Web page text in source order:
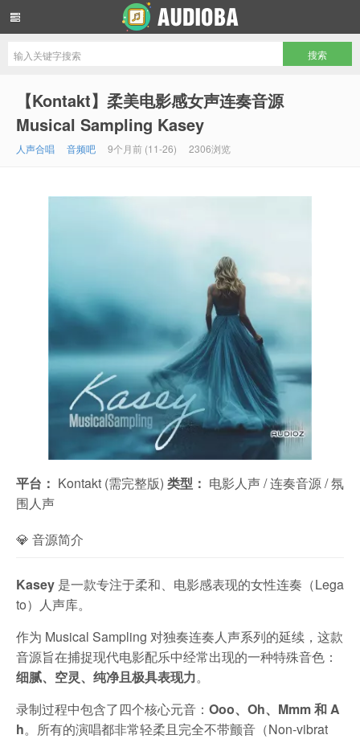
【Kontakt】柔美电影感女声连奏音源
Musical Sampling Kasey
人声合唱 音频吧 9个月前 (11-26) 2306浏览
平台： Kontakt (需完整版) 类型： 电影人声 / 连奏音源 / 氛
围人声
💎 音源简介
Kasey 是一款专注于柔和、电影感表现的女性连奏（Lega
to）人声库。
作为 Musical Sampling 对独奏连奏人声系列的延续，这款
音源旨在捕捉现代电影配乐中经常出现的一种特殊音色：
细腻、空灵、纯净且极具表现力。
录制过程中包含了四个核心元音： Ooo、Oh、Mmm 和 A
h。所有的演唱都非常轻柔且完全不带颤音（Non-vibrat